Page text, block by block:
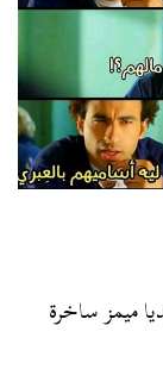
ميمز ساخرة